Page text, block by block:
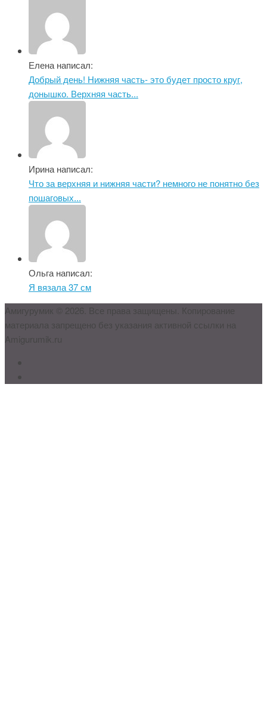
Елена написал:
Добрый день! Нижняя часть- это будет просто круг,
донышко. Верхняя часть...
Ирина написал:
Что за верхняя и нижняя части? немного не понятно без
пошаговых...
Ольга написал:
Я вязала 37 см
Амигурумик © 2026. Все права защищены. Копирование
материала запрещено без указания активной ссылки на
Amigurumik.ru